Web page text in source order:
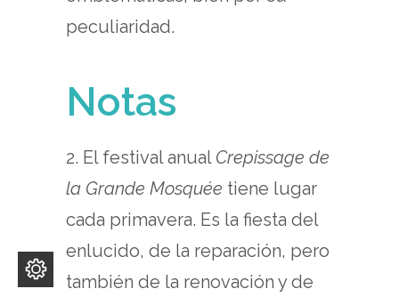
peculiaridad.
Notas
2. El festival anual Crepissage de
la Grande Mosquée tiene lugar
cada primavera. Es la fiesta del
enlucido, de la reparación, pero
también de la renovación y de